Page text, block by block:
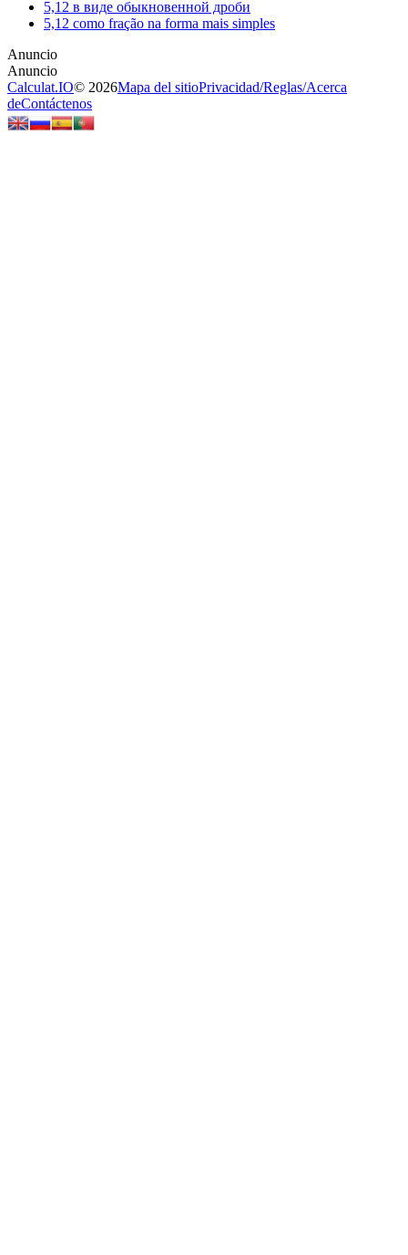
5,12 в виде обыкновенной дроби
5,12 como fração na forma mais simples
Calculat.IO© 2026Mapa del sitioPrivacidad/Reglas/Acerca
deContáctenos